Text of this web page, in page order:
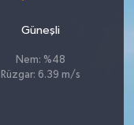
Güneşli
Nem: %48
Rüzgar: 6.39 m/s